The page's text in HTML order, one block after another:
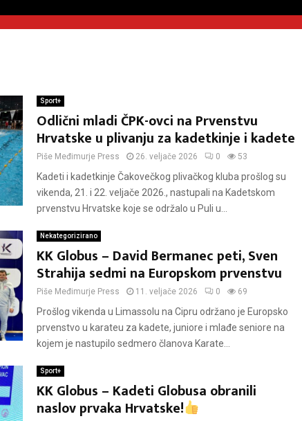
Sport+
Odlični mladi ČPK-ovci na Prvenstvu
Hrvatske u plivanju za kadetkinje i kadete
Piše Međimurje Press 26. veljače 2026 0 53
Kadeti i kadetkinje Čakovečkog plivačkog kluba prošlog su
vikenda, 21. i 22. veljače 2026., nastupali na Kadetskom
prvenstvu Hrvatske koje se održalo u Puli u...
Nekategorizirano
KK Globus – David Bermanec peti, Sven
Strahija sedmi na Europskom prvenstvu
Piše Međimurje Press 11. veljače 2026 0 69
Prošlog vikenda u Limassolu na Cipru održano je Europsko
prvenstvo u karateu za kadete, juniore i mlađe seniore na
kojem je nastupilo sedmero članova Karate...
Sport+
KK Globus – Kadeti Globusa obranili
naslov prvaka Hrvatske!